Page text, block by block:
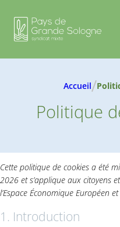
contenuPays
territoire
instances
Attractivité
Paysages,
et
Sportif de
Territoire
Santé
Contrats
de
Région
LEADER
–
Europe
Petites
Accueil
Politique
Cette politique de cookies a été
2026 et s’applique aux citoyens
l’Espace Économique Européen et
1. Introduction